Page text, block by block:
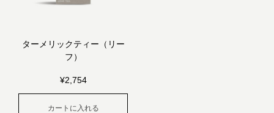
ターメリックティー（リー
フ）
¥2,754
カートに入れる